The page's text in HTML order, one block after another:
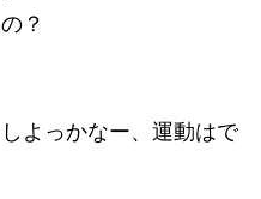
？
よっかなー、運動はで